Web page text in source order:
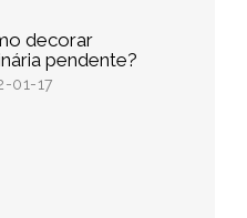
decorar
pendente?
01-17